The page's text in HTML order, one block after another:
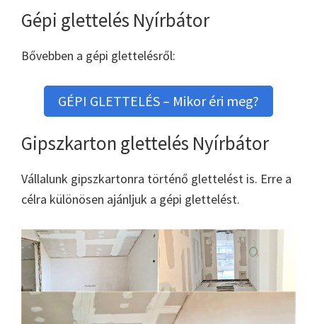
Gépi glettelés Nyírbátor
Bővebben a gépi glettelésről:
GÉPI GLETTELÉS – Mikor éri meg?
Gipszkarton glettelés Nyírbátor
Vállalunk gipszkartonra történő glettelést is. Erre a
célra különösen ajánljuk a gépi glettelést.